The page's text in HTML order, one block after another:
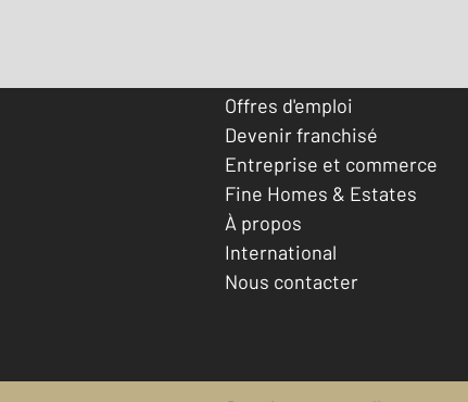
Offres d'emploi
Devenir franchisé
Entreprise et commerce
Fine Homes & Estates
À propos
International
Nous contacter